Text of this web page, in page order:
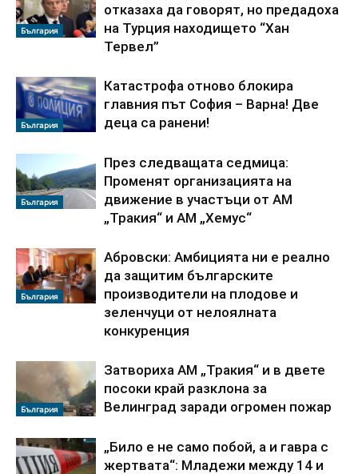
България
отказаха да говорят, но предадоха
на Турция находището “Хан
Тервел”
България
Катастрофа отново блокира
главния път София – Варна! Две
деца са ранени!
България
През следващата седмица:
Променят организацията на
движение в участъци от АМ
„Тракия“ и АМ „Хемус“
България
Абровски: Амбицията ни е реално
да защитим българските
производители на плодове и
зеленчуци от нелоялната
конкуренция
България
Затвориха АМ „Тракия“ и в двете
посоки край разклона за
Велинград заради огромен пожар
„Било е не само побой, а и гавра с
жертвата“: Младежи между 14 и